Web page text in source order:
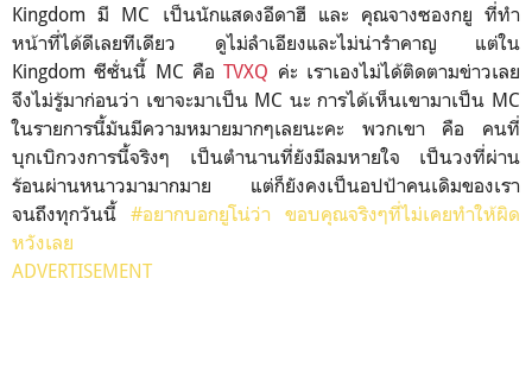
Kingdom มี MC เป็นนักแสดงอีดาฮี และ คุณจางซองกยู ที่ทำ
หน้าที่ได้ดีเลยทีเดียว ดูไม่ลำเอียงและไม่น่ารำคาญ แต่ใน
Kingdom ซีซั่นนี้ MC คือTVXQ ค่ะ เราเองไม่ได้ติดตามข่าวเลย
จึงไม่รู้มาก่อนว่า เขาจะมาเป็น MC นะ การได้เห็นเขามาเป็น MC
ในรายการนี้มันมีความหมายมากๆเลยนะคะ พวกเขา คือ คนที่
บุกเบิกวงการนี้จริงๆ เป็นตำนานที่ยังมีลมหายใจ เป็นวงที่ผ่าน
ร้อนผ่านหนาวมามากมาย แต่ก็ยังคงเป็นอปป้าคนเดิมของเรา
จนถึงทุกวันนี้ #อยากบอกยูโน่ว่า ขอบคุณจริงๆที่ไม่เคยทำให้ผิด
หวังเลย
ADVERTISEMENT